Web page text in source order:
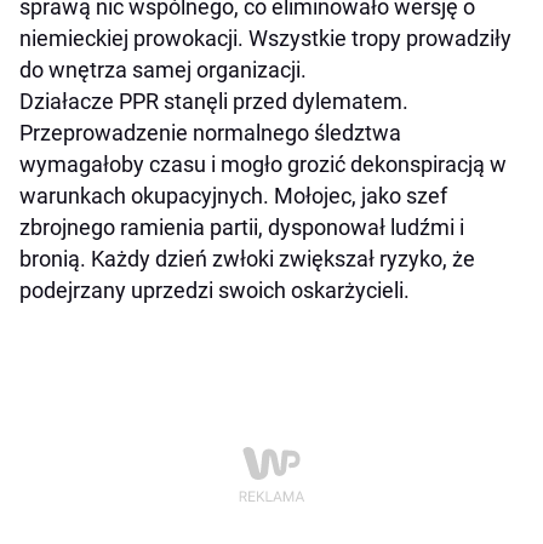
sprawą nic wspólnego, co eliminowało wersję o
niemieckiej prowokacji. Wszystkie tropy prowadziły
do wnętrza samej organizacji.
Działacze PPR stanęli przed dylematem.
Przeprowadzenie normalnego śledztwa
wymagałoby czasu i mogło grozić dekonspiracją w
warunkach okupacyjnych. Mołojec, jako szef
zbrojnego ramienia partii, dysponował ludźmi i
bronią. Każdy dzień zwłoki zwiększał ryzyko, że
podejrzany uprzedzi swoich oskarżycieli.